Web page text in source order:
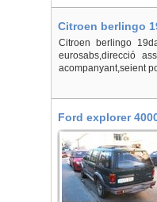
Citroen berlingo
Citroen berlingo
eurosabs,direcció
acompanyant,seient
Ford explorer